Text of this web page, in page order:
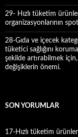
29- Hızlı tüketim
organizasyonlarının
28-Gıda ve içecek
tüketici sağlığını
şekilde artırabilmek
değişiklerin önemi.
SON YORUMLAR
17-Hızlı tüketim ürünleri